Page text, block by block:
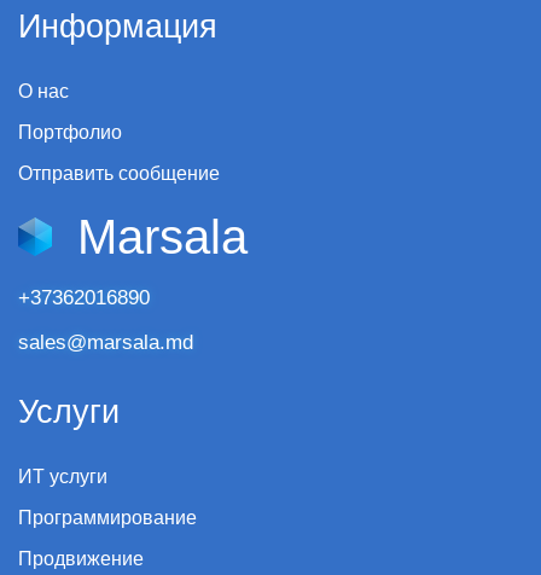
Информация
О нас
Портфолио
Отправить сообщение
Marsala
+37362016890
sales@marsala.md
Услуги
ИТ услуги
Программирование
Продвижение